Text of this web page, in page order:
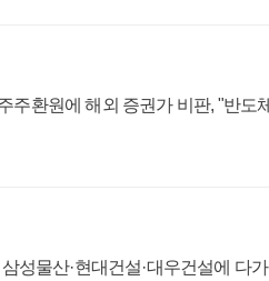
주환원에 해외 증권가 비판, "반도체
성물산·현대건설·대우건설에 다가